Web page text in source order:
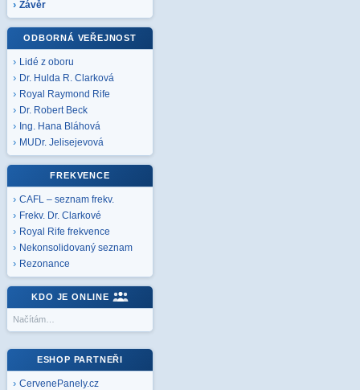
Závěr
ODBORNÁ VEŘEJNOST
Lidé z oboru
Dr. Hulda R. Clarková
Royal Raymond Rife
Dr. Robert Beck
Ing. Hana Bláhová
MUDr. Jelisejevová
FREKVENCE
CAFL – seznam frekv.
Frekv. Dr. Clarkové
Royal Rife frekvence
Nekonsolidovaný seznam
Rezonance
KDO JE ONLINE
Načítám…
ESHOP PARTNEŘI
CervenePanely.cz